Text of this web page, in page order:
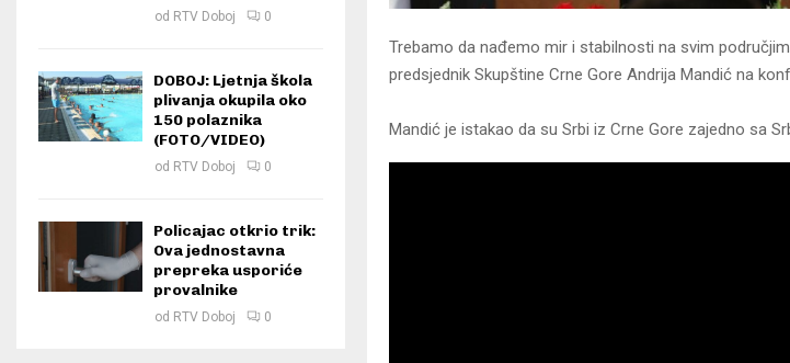
Trebamo da nađemo mir i stabilnosti na svim
predsjednik Skupštine Crne Gore Andrija Mandić na
Mandić je istakao da su Srbi iz Crne Gore zajedno sa
od RTV Doboj 0
DOBOJ: Ljetnja škola
plivanja okupila oko
150 polaznika
(FOTO/VIDEO)
od RTV Doboj 0
Policajac otkrio trik:
Ova jednostavna
prepreka usporiće
provalnike
od RTV Doboj 0